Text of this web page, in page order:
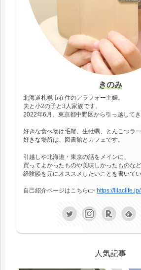
きのみ
北海道札幌市在住のアラフォー主婦。
夫と小2の子と3人家族です。
2022年6月、東京都中野区から引っ越してき
好きな食べ物は毛蟹、生牡蠣、とんこつラー
好きな場所は、図書館とカフェです。
引越しや北海道・東京の話をメインに、
買ってよかったものや美味しかったものなど
経験談を元にオススメしたいことを書いてい
自己紹介ページはこちら👉 https://
人気記事